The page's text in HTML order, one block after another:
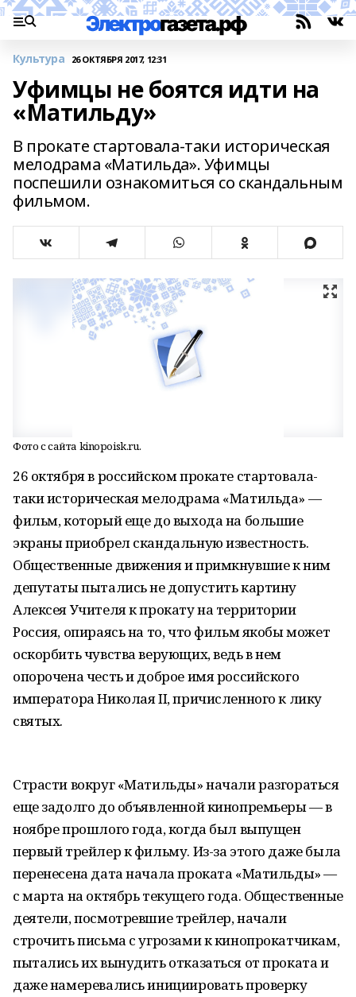
Культура 26 ОКТЯБРЯ 2017, 12:31
Уфимцы не боятся идти на
«Матильду»
В прокате стартовала-таки историческая
мелодрама «Матильда». Уфимцы
поспешили ознакомиться со скандальным
фильмом.
Фото с сайта kinopoisk.ru.
26 октября в российском прокате стартовала-
таки историческая мелодрама «Матильда» —
фильм, который еще до выхода на большие
экраны приобрел скандальную известность.
Общественные движения и примкнувшие к ним
депутаты пытались не допустить картину
Алексея Учителя к прокату на территории
Россия, опираясь на то, что фильм якобы может
оскорбить чувства верующих, ведь в нем
опорочена честь и доброе имя российского
императора Николая II, причисленного к лику
святых.
Страсти вокруг «Матильды» начали разгораться
еще задолго до объявленной кинопремьеры — в
ноябре прошлого года, когда был выпущен
первый трейлер к фильму. Из-за этого даже была
перенесена дата начала проката «Матильды» —
с марта на октябрь текущего года. Общественные
деятели, посмотревшие трейлер, начали
строчить письма с угрозами к кинопрокатчикам,
пытались их вынудить отказаться от проката и
даже намеревались инициировать проверку